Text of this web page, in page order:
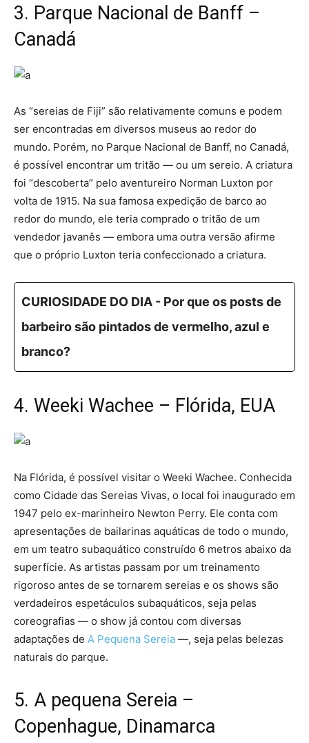
3. Parque Nacional de Banff –
Canadá
As “sereias de Fiji” são relativamente comuns e podem
ser encontradas em diversos museus ao redor do
mundo. Porém, no Parque Nacional de Banff, no Canadá,
é possível encontrar um tritão — ou um sereio. A criatura
foi “descoberta” pelo aventureiro Norman Luxton por
volta de 1915. Na sua famosa expedição de barco ao
redor do mundo, ele teria comprado o tritão de um
vendedor javanês — embora uma outra versão afirme
que o próprio Luxton teria confeccionado a criatura.
CURIOSIDADE DO DIA - Por que os posts de
barbeiro são pintados de vermelho, azul e
branco?
4. Weeki Wachee – Flórida, EUA
Na Flórida, é possível visitar o Weeki Wachee. Conhecida
como Cidade das Sereias Vivas, o local foi inaugurado em
1947 pelo ex-marinheiro Newton Perry. Ele conta com
apresentações de bailarinas aquáticas de todo o mundo,
em um teatro subaquático construído 6 metros abaixo da
superfície. As artistas passam por um treinamento
rigoroso antes de se tornarem sereias e os shows são
verdadeiros espetáculos subaquáticos, seja pelas
coreografias — o show já contou com diversas
adaptações de A Pequena Sereia —, seja pelas belezas
naturais do parque.
5. A pequena Sereia –
Copenhague, Dinamarca